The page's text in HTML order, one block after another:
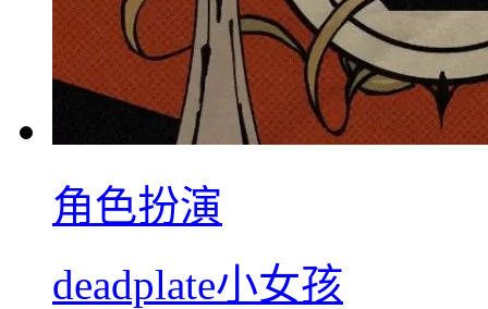
角色扮演
deadplate小女孩